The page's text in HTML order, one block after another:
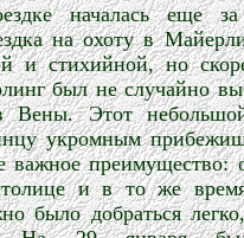
началась еще
на охоту в
и стихийной, но
был не случайно
Вены. Этот
укромным
важное преимущество:
и в то же
было добраться